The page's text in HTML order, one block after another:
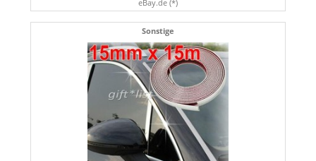
eBay.de (*)
Sonstige